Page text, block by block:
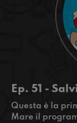
Ep. 51 -
Questa è la
Mare il